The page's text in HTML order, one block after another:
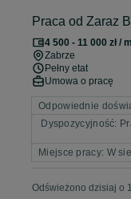
Praca od Zaraz
4 500 - 11 000 zł /
Zabrze
Pełny etat
Umowa o pracę
Odpowiednie
Dyspozycyjność:
Miejsce pracy: W
Odświeżono dzisiaj o